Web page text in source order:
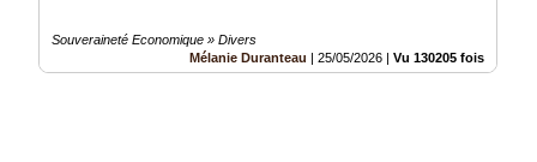
Souveraineté Economique » Divers
Mélanie Duranteau | 25/05/2026 | Vu 130205 fois